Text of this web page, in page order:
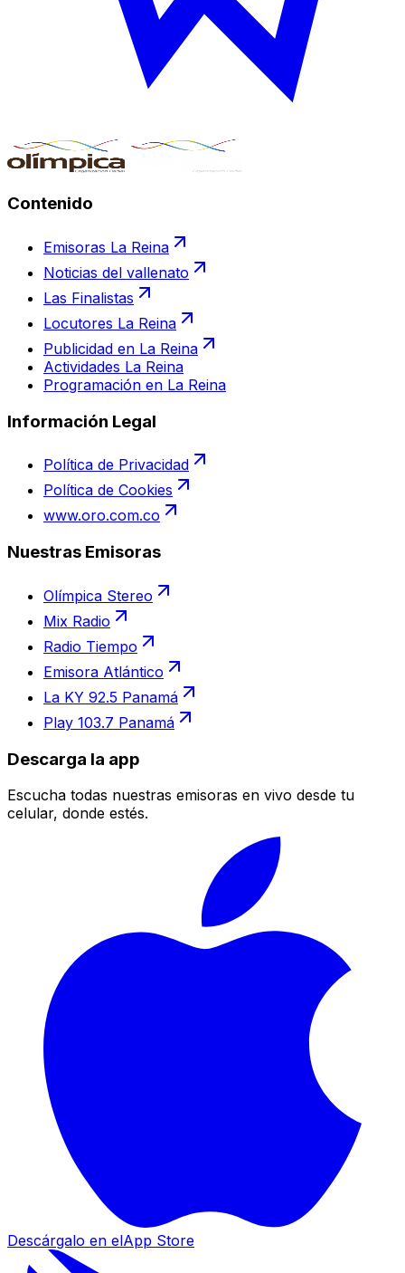
Contenido
Emisoras La Reina
Noticias del vallenato
Las Finalistas
Locutores La Reina
Publicidad en La Reina
Actividades La Reina
Programación en La Reina
Información Legal
Política de Privacidad
Política de Cookies
www.oro.com.co
Nuestras Emisoras
Olímpica Stereo
Mix Radio
Radio Tiempo
Emisora Atlántico
La KY 92.5 Panamá
Play 103.7 Panamá
Descarga la app
Escucha todas nuestras emisoras en vivo desde tu
celular, donde estés.
Descárgalo en elApp Store